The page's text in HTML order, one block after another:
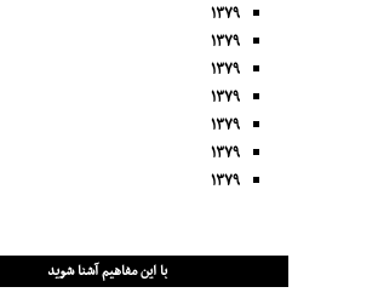
۱۳۷۹
۱۳۷۹
۱۳۷۹
۱۳۷۹
۱۳۷۹
۱۳۷۹
۱۳۷۹
با این مفاهیم آشنا شوید